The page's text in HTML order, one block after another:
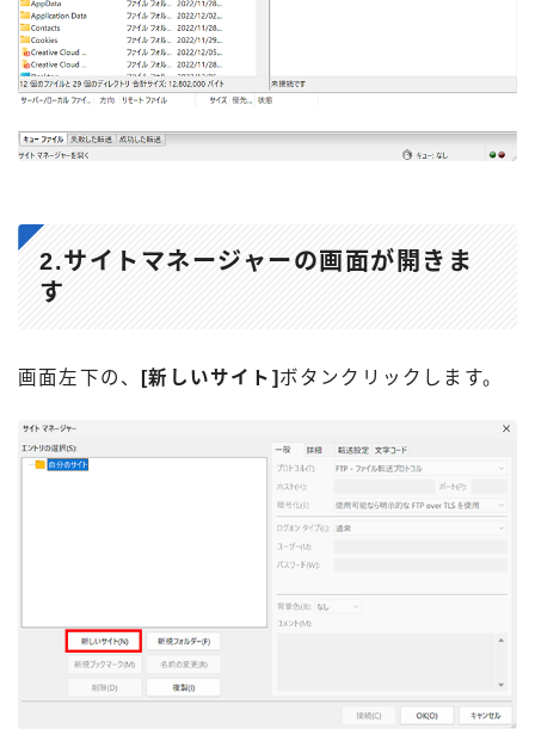
2.サイトマネージャーの画面が開きま
す
画面左下の、 [新しいサイト] ボタンクリックします。